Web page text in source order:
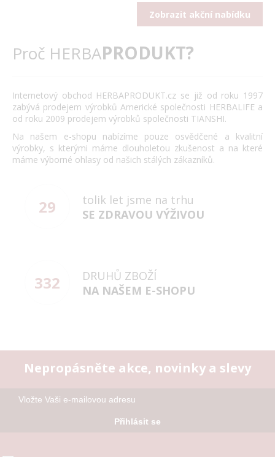
Zobrazit akční nabídku
Proč HERBAPRODUKT?
Internetový obchod HERBAPRODUKT.cz se již od roku 1997
zabývá prodejem výrobků Americké společnosti HERBALIFE a
od roku 2009 prodejem výrobků společnosti TIANSHI.
Na našem e-shopu nabízíme pouze osvědčené a kvalitní
výrobky, s kterými máme dlouholetou zkušenost a na které
máme výborné ohlasy od našich stálých zákazníků.
29
tolik let jsme na trhu
SE ZDRAVOU VÝŽIVOU
332
DRUHŮ ZBOŽÍ
NA NAŠEM E-SHOPU
Nepropásněte akce, novinky a slevy
Přihlásit se